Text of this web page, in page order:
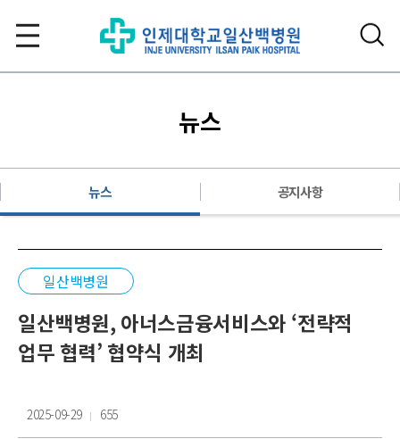
뉴스
뉴스 공지사항
일산백병원
일산백병원, 아너스금융서비스와 ‘전략적
업무 협력’ 협약식 개최
2025-09-29 655